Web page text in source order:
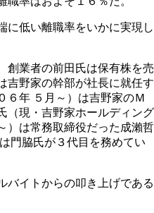
に低い離職率をいかに実現し
創業者の前田氏は保有株を売
吉野家の幹部が社長に就任す
６年 ５月～）は吉野家のＭ
（現・吉野家ホールディング
）は常務取締役だった成瀨哲
門脇氏が３代目を務めてい
バイトからの叩き上げである